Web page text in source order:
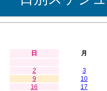
日 月
2
3
9
10
16
17